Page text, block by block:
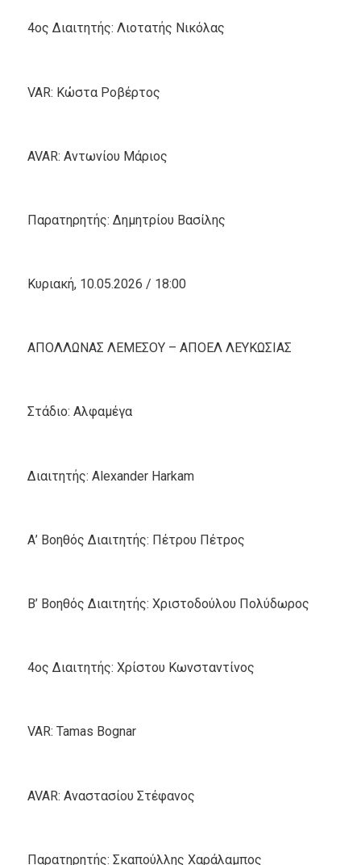
4ος Διαιτητής: Λιοτατής Νικόλας
VAR: Κώστα Ροβέρτος
AVAR: Αντωνίου Μάριος
Παρατηρητής: Δημητρίου Βασίλης
Κυριακή, 10.05.2026 / 18:00
ΑΠΟΛΛΩΝΑΣ ΛΕΜΕΣΟΥ – ΑΠΟΕΛ ΛΕΥΚΩΣΙΑΣ
Στάδιο: Αλφαμέγα
Διαιτητής: Alexander Harkam
Α’ Βοηθός Διαιτητής: Πέτρου Πέτρος
Β’ Βοηθός Διαιτητής: Χριστοδούλου Πολύδωρος
4ος Διαιτητής: Χρίστου Κωνσταντίνος
VAR: Tamas Bognar
AVAR: Αναστασίου Στέφανος
Παρατηρητής: Σκαπούλλης Χαράλαμπος